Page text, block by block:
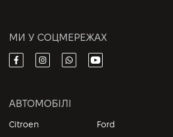
МИ У СОЦМЕРЕЖАХ
АВТОМОБІЛІ
Citroen Ford